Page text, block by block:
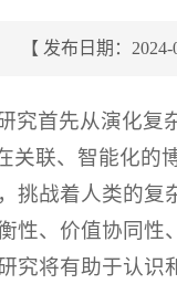
【 发布日期：2024-
究首先从演化
关联、智能化
挑战着人类的
性、价值协同
将有助于认识